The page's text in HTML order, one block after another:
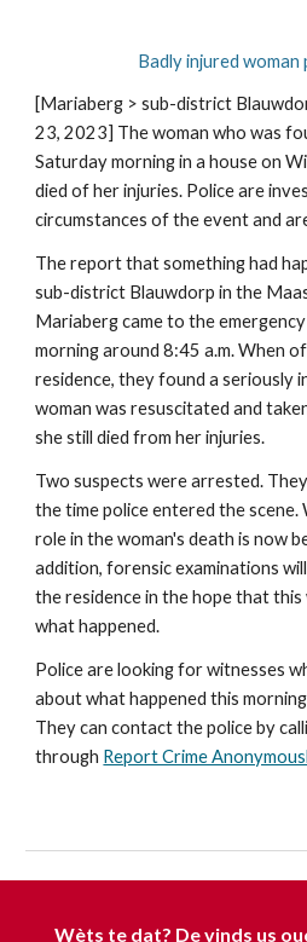
Badly injured woman
[Mariaberg > sub-district
23, 2023] The woman who was
Saturday morning in a house on
died of her injuries. Police are
circumstances of the event and
The report that something had
sub-district Blauwdorp in the
Mariaberg came to the
morning around 8:45 a.m. When
residence, they found a seriously
woman was resuscitated and
she still died from her injuries.
Two suspects were arrested.
the time police entered the
role in the woman's death is now
addition, forensic examinations
the residence in the hope that this
what happened.
Police are looking for witnesses
about what happened this
They can contact the police by
through Report Crime
Wèts te dat? De vinds us